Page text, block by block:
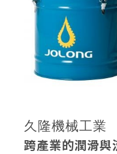
久隆機械工業
跨產業的潤滑與